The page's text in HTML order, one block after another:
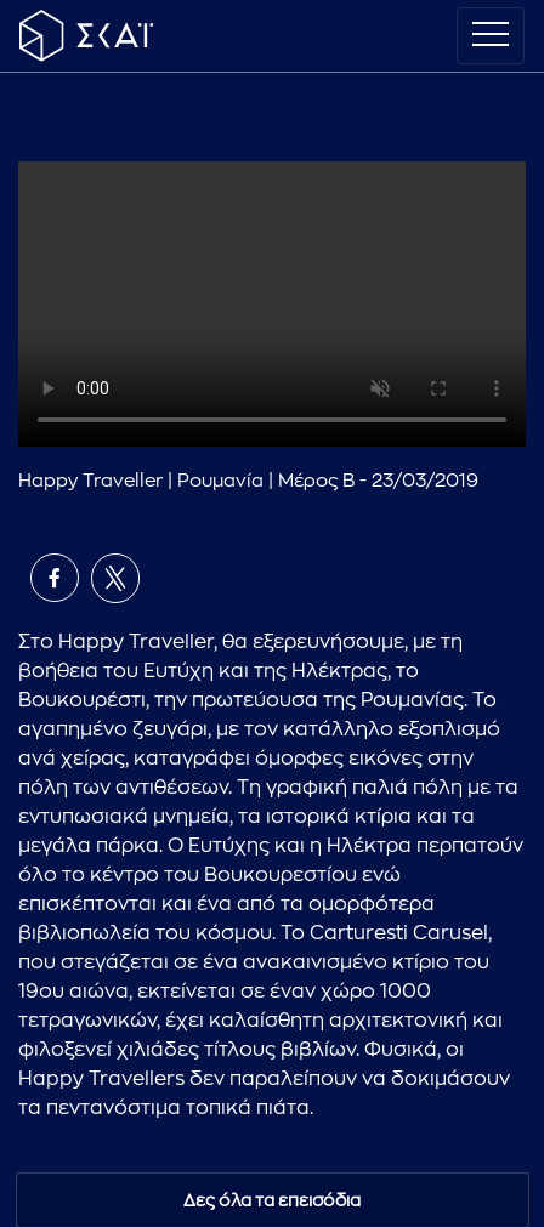
Happy Traveller | Ρουμανία | Μέρος Β - 23/03/2019
Στο Happy Traveller, θα εξερευνήσουμε, με τη
βοήθεια του Ευτύχη και της Ηλέκτρας, το
Βουκουρέστι, την πρωτεύουσα της Ρουμανίας. Το
αγαπημένο ζευγάρι, με τον κατάλληλο εξοπλισμό
ανά χείρας, καταγράφει όμορφες εικόνες στην
πόλη των αντιθέσεων. Τη γραφική παλιά πόλη με τα
εντυπωσιακά μνημεία, τα ιστορικά κτίρια και τα
μεγάλα πάρκα. Ο Ευτύχης και η Ηλέκτρα περπατούν
όλο το κέντρο του Βουκουρεστίου ενώ
επισκέπτονται και ένα από τα ομορφότερα
βιβλιοπωλεία του κόσμου. Το Carturesti Carusel,
που στεγάζεται σε ένα ανακαινισμένο κτίριο του
19ου αιώνα, εκτείνεται σε έναν χώρο 1000
τετραγωνικών, έχει καλαίσθητη αρχιτεκτονική και
φιλοξενεί χιλιάδες τίτλους βιβλίων. Φυσικά, οι
Happy Travellers δεν παραλείπουν να δοκιμάσουν
τα πεντανόστιμα τοπικά πιάτα.
Δες όλα τα επεισόδια